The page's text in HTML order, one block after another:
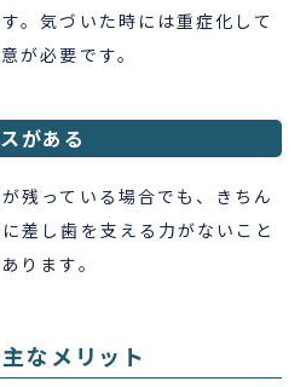
。気づいた時には重症化して
が必要です。
がある
残っている場合でも、きちん
差し歯を支える力がないこと
ります。
なメリット